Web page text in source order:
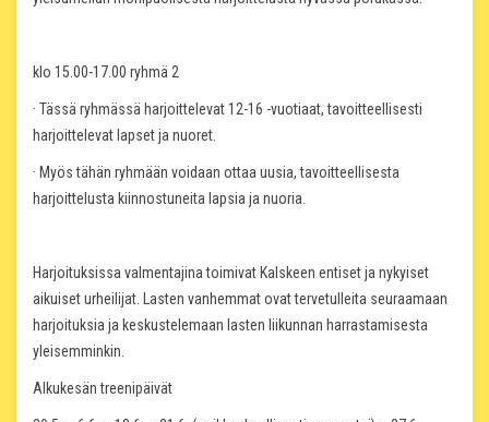
klo 15.00-17.00 ryhmä 2
· Tässä ryhmässä harjoittelevat 12-16 -vuotiaat, tavoitteellisesti
harjoittelevat lapset ja nuoret.
· Myös tähän ryhmään voidaan ottaa uusia, tavoitteellisesta
harjoittelusta kiinnostuneita lapsia ja nuoria.
Harjoituksissa valmentajina toimivat Kalskeen entiset ja nykyiset
aikuiset urheilijat. Lasten vanhemmat ovat tervetulleita seuraamaan
harjoituksia ja keskustelemaan lasten liikunnan harrastamisesta
yleisemminkin.
Alkukesän treenipäivät